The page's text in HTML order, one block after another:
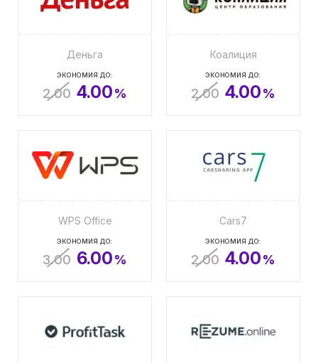
Деньга
ЭКОНОМИЯ ДО:
2.00 4.00%
Коалиция
ЭКОНОМИЯ ДО:
2.00 4.00%
WPS Office
ЭКОНОМИЯ ДО:
3.00 6.00%
Cars7
ЭКОНОМИЯ ДО:
2.00 4.00%